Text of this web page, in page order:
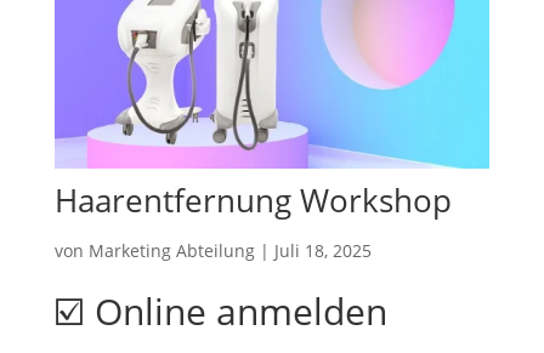
Haarentfernung Workshop
von Marketing Abteilung| Juli 18, 2025
☑️ Online anmelden